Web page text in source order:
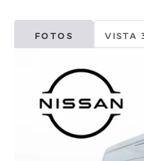
FOTOS VISTA